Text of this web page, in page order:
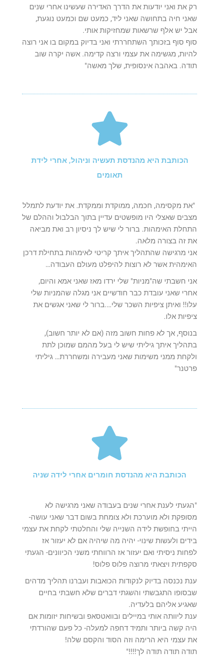
רק את ואני יודעות את הדרך האדירה שעשינו אחרי שנים
שאני חיה בתחושה שאני ליד, כמעט שם וכמעט נוגעת,
אבל יש אלף שרשאות שמחזיקות אותי.
סוף סוף בזכותך השתחררתי ואני בדיוק במקום בו אני רוצה
להיות, מגשימה את עצמי ורצה קדימה. אשה יקרה שוב
תודה. באהבה אינסופית, שלך מאשה"
הכותבת היא מהנדסת תעשיה וניהול, אחרי לידת
תאומים
"את מקסימה, חכמה, ממוקדת וממקדת. את יודעת לתמלל
מצבים שאצלי היו מופשטים עדיין בתוך הבלבול וההלם של
התחלת האימהות. ברור לי שיש לך ניסיון רב ואת מביאה
את זה בצורה מלאה.
אני מרגישה שהתהליך איתך קריטי לאימהות בתחילת דרכן
האימהית אשר לא רוצות להיפלט מעולם העבודה…
אני חשבתי שה"מניות" שלי ירדו מאז שאני אמא והיום,
אחרי שאני עובדת כבר חודשיים אני מגלה שהמניות שלי
עלו!! ואיתן ציפיות השכר שלי….ברור לי שאני אגשים את
ציפיות אלו.
בנוסף, אך לא פחות חשוב מזה (אם לא יותר חשוב),
בתהליך איתך גיליתי שיש לי בעל מהמם שמוכן לתת
ולקחת ממני משימות שאני מעבירה ומשחררת… גיליתי
פרטנר"
הכותבת היא מהנדסת חומרים אחרי לידה שניה
"הגעתי לענת אחרי שנים בעבודה שאני מרגישה לא
מסופקת ולא מוערכת ולא צומחת בשום דבר שאני עושה-
הייתי בחופשת לידה השנייה שלי והחלטתי לקחת את עצמי
בידים ולעשות שינוי- יהיה מה שיהיה אם לא יעזור אז
לפחות ניסיתי ואם יעזור אז הרווחתי משני הכיוונים- הגעתי
סקפתית ויצאתי מרוצה פלוס פלוס!
ענת נכנסה בדיוק לנקודות הכואבות ועברנו תהליך מדהים
שבסופו התגבשתי והשגתי דברים שלא חשבתי בחיים
שאגיע אליהם בלעדיה.
ענת ליוותה אותי במיילים ובוואטסאפ ובשיחות יזומות אם
היה קשה ביותר ותמיד דחפה למעלה- כל פעם שהורדתי
את עצמי היא הרימה וזה הסוד והקסם שלה!
תודה תודה תודה לך!!!!"